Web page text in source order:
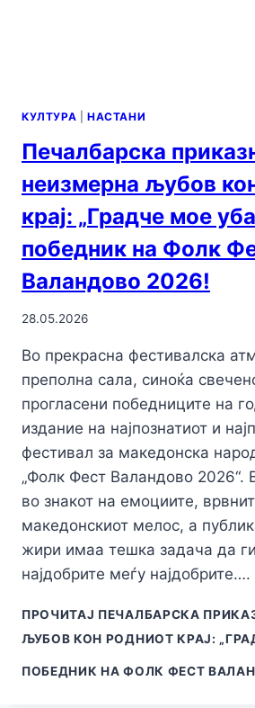
КУЛТУРА НАСТАНИ
Печалбарска
неизмерна љубов
крај: „Градче мое
победник на Фолк
Валандово 2026!
28.05.2026
Во прекрасна фестивалска
преполна сала, синоќа
прогласени победниците на
издание на најпознатиот и
фестивал за македонска
„Фолк Фест Валандово 2026“.
во знакот на емоциите,
македонскиот мелос, а
жири имаа тешка задача да
најдобрите меѓу најдобрите….
ПРОЧИТАЈ ПЕЧАЛБАРСКА
ЉУБОВ КОН РОДНИОТ КРАЈ:
ПОБЕДНИК НА ФОЛК ФЕСТ